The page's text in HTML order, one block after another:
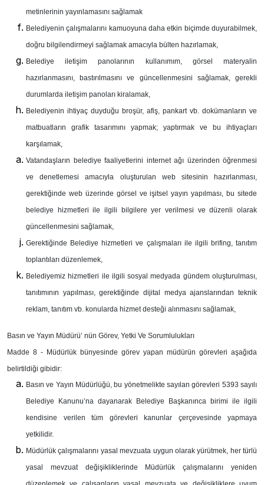
metinlerinin yayınlamasını sağlamak
Belediyenin çalışmalarını kamuoyuna daha etkin biçimde duyurabilmek,
doğru bilgilendirmeyi sağlamak amacıyla bülten hazırlamak,
Belediye iletişim panolarının kullanımım, görsel materyalin
hazırlanmasını, bastırılmasını ve güncellenmesini sağlamak, gerekli
durumlarda iletişim panoları kiralamak,
Belediyenin ihtiyaç duyduğu broşür, afiş, pankart vb. dokümanların ve
matbuatların grafik tasarımını yapmak; yaptırmak ve bu ihtiyaçları
karşılamak,
Vatandaşların belediye faaliyetlerini internet ağı üzerinden öğrenmesi
ve denetlemesi amacıyla oluşturulan web sitesinin hazırlanması,
gerektiğinde web üzerinde görsel ve işitsel yayın yapılması, bu sitede
belediye hizmetleri ile ilgili bilgilere yer verilmesi ve düzenli olarak
güncellenmesini sağlamak,
Gerektiğinde Belediye hizmetleri ve çalışmaları ile ilgili brifing, tanıtım
toplantıları düzenlemek,
Belediyemiz hizmetleri ile ilgili sosyal medyada gündem oluşturulması,
tanıtımının yapılması, gerektiğinde dijital medya ajanslarından teknik
reklam, tanıtım vb. konularda hizmet desteği alınmasını sağlamak,
Basın ve Yayın Müdürü’ nün Görev, Yetki Ve Sorumlulukları
Madde 8 - Müdürlük bünyesinde görev yapan müdürün görevleri aşağıda
belirtildiği gibidir:
Basın ve Yayın Müdürlüğü, bu yönetmelikte sayılan görevleri 5393 sayılı
Belediye Kanunu’na dayanarak Belediye Başkanınca birimi ile ilgili
kendisine verilen tüm görevleri kanunlar çerçevesinde yapmaya
yetkilidir.
Müdürlük çalışmalarını yasal mevzuata uygun olarak yürütmek, her türlü
yasal mevzuat değişikliklerinde Müdürlük çalışmalarını yeniden